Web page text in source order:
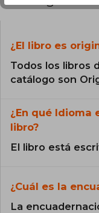
¿El libro es
Todos los libros
catálogo son
¿En qué Idioma
libro?
El libro está
¿Cuál es la
La